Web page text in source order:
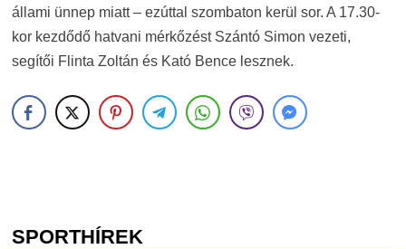
állami ünnep miatt – ezúttal szombaton kerül sor. A 17.30-
kor kezdődő hatvani mérkőzést Szántó Simon vezeti,
segítői Flinta Zoltán és Kató Bence lesznek.
SPORTHÍREK